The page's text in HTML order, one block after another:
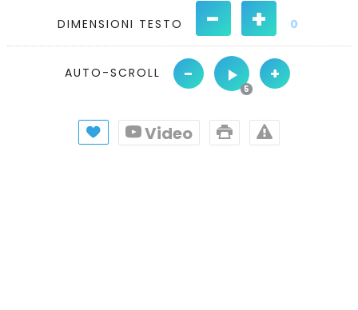
DIMENSIONI TESTO - + 0
AUTO-SCROLL - +
Video